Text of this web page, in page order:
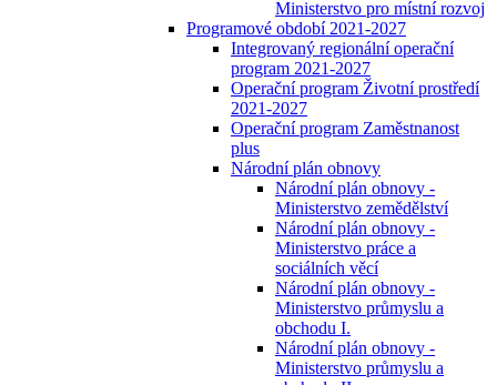
Ministerstvo pro místní rozvoj
Programové období 2021-2027
Integrovaný regionální operační
program 2021-2027
Operační program Životní prostředí
2021-2027
Operační program Zaměstnanost
plus
Národní plán obnovy
Národní plán obnovy -
Ministerstvo zemědělství
Národní plán obnovy -
Ministerstvo práce a
sociálních věcí
Národní plán obnovy -
Ministerstvo průmyslu a
obchodu I.
Národní plán obnovy -
Ministerstvo průmyslu a